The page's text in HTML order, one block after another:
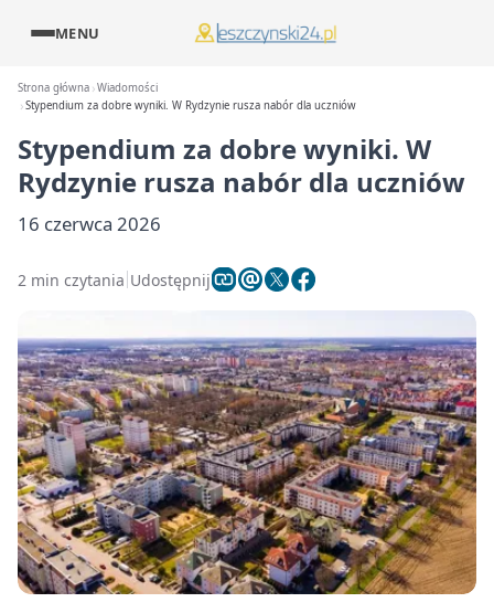
MENU
Strona główna Wiadomości
Stypendium za dobre wyniki. W Rydzynie rusza nabór dla uczniów
Stypendium za dobre wyniki. W
Rydzynie rusza nabór dla uczniów
16 czerwca 2026
2 min czytania Udostępnij